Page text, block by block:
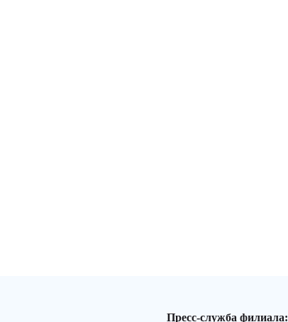
Пресс-служба филиала: